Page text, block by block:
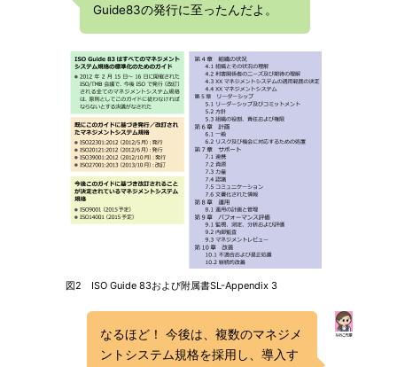
Guide83の発行に至ったんだよ。
図2 ISO Guide 83および附属書SL-Appendix 3
なるほど！ 今後は、複数のマネジメ
ントシステム規格を採用し、導入す